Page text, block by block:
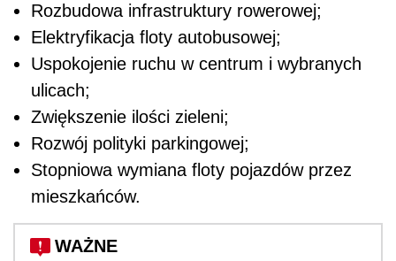
Rozbudowa infrastruktury rowerowej;
Elektryfikacja floty autobusowej;
Uspokojenie ruchu w centrum i wybranych
ulicach;
Zwiększenie ilości zieleni;
Rozwój polityki parkingowej;
Stopniowa wymiana floty pojazdów przez
mieszkańców.
WAŻNE